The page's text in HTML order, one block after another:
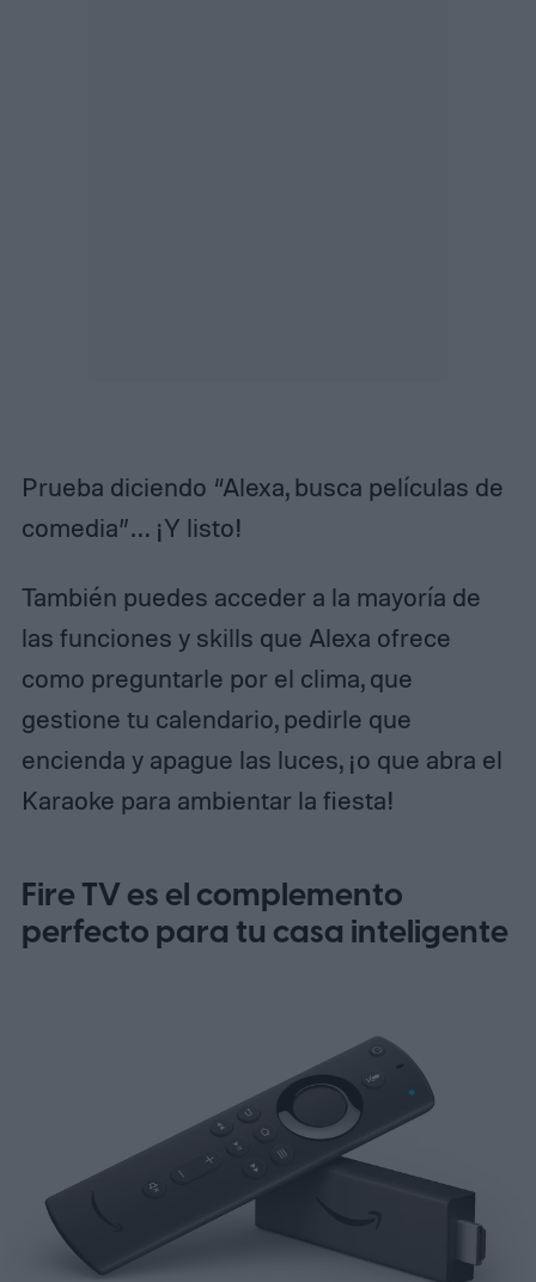
Prueba diciendo “Alexa, busca películas de
comedia”… ¡Y listo!
También puedes acceder a la mayoría de
las funciones y skills que Alexa ofrece
como preguntarle por el clima, que
gestione tu calendario, pedirle que
encienda y apague las luces, ¡o que abra el
Karaoke para ambientar la fiesta!
Fire TV es el complemento
perfecto para tu casa inteligente